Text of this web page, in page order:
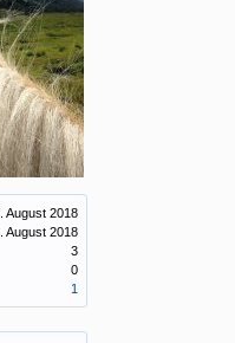
August 2018
August 2018
3
0
1